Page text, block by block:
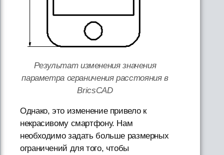
Результат изменения значения
параметра ограничения расстояния в
BricsCAD
Однако, это изменение привело к
некрасивому смартфону. Нам
необходимо задать больше размерных
ограничений для того, чтобы